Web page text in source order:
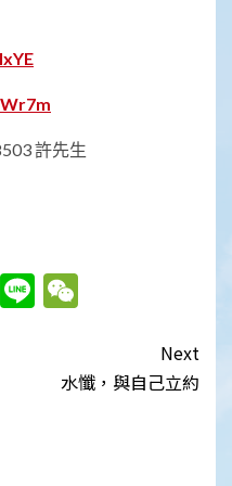
許先生
Telegram
Line
Next
水懺，與自己立約